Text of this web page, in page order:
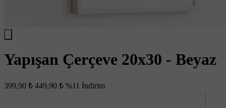
Yapışan Çerçeve 20x30 - Beyaz
399,90 ₺ 449,90 ₺ %11 İndirim